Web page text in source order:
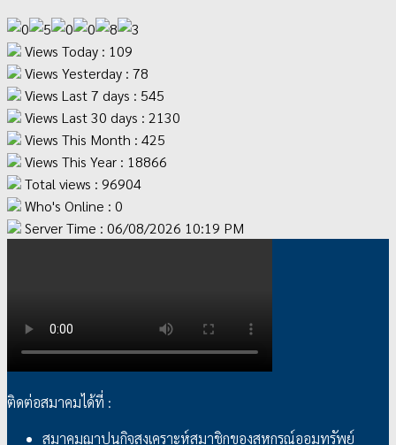
Views Today : 109
Views Yesterday : 78
Views Last 7 days : 545
Views Last 30 days : 2130
Views This Month : 425
Views This Year : 18866
Total views : 96904
Who's Online : 0
Server Time : 06/08/2026 10:19 PM
ติดต่อสมาคมได้ที่ :
สมาคมฌาปนกิจสงเคราะห์สมาชิกของสหกรณ์ออมทรัพย์